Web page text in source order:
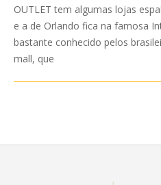
OUTLET tem algumas lojas
e a de Orlando fica na famosa
bastante conhecido pelos
mall, que